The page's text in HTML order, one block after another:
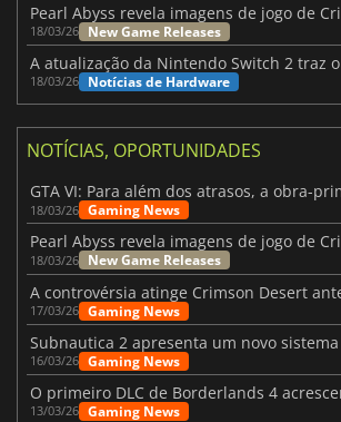
18/03/26 New Game Releases
18/03/26 Notícias de Hardware
NOTÍCIAS, OPORTUNIDADES
18/03/26 Gaming News
18/03/26 New Game Releases
17/03/26 Gaming News
16/03/26 Gaming News
13/03/26 Gaming News